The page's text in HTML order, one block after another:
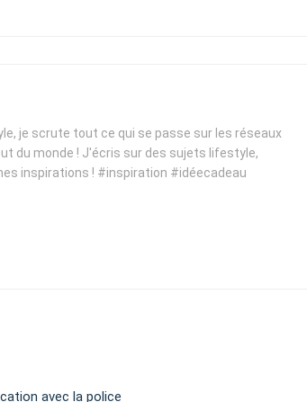
je scrute tout ce qui se passe sur les réseaux
du monde ! J'écris sur des sujets lifestyle,
inspirations ! #inspiration #idéecadeau
avec la police